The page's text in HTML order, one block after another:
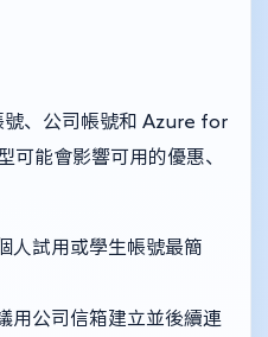
、公司帳號和 Azure for
能會影響可用的優惠、
人試用或學生帳號最簡
用公司信箱建立並後續連